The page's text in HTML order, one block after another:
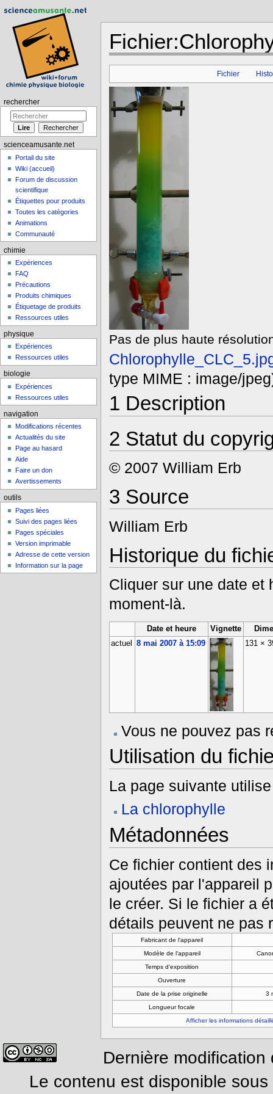
Fichier
Pas de plus haute
type MIME : image/
1 Description
2 Statut du
© 2007 William Erb
3 Source
William Erb
Historique du
Cliquer sur une date et
moment-là.
Date et heure Vignette
actuel
8 mai 2007 à 15:09 131 ×
Vous ne pouvez pas
Utilisation du
La page suivante
La chlorophylle
Métadonnées
Ce fichier contient des
ajoutées par l'appareil
le créer. Si le fichier a
détails peuvent ne pas
Fabricant de l'appareil
Modèle de l'appareil
Temps d'exposition
Ouverture
Date de la prise originelle
3
Longueur focale
Afficher les informations
rechercher
scienceamusante.net
Portail du site
Wiki (accueil)
Forum de discussion
scientifique
Étiquettes pour produits
Toutes les catégories
Animations
Communauté
chimie
Expériences
FAQ
Précautions
Produits chimiques
Étiquetage de produits
Ressources utiles
physique
Expériences
Ressources utiles
biologie
Expériences
Ressources utiles
navigation
Modifications récentes
Actualités du site
Page au hasard
Aide
Faire un don
Avertissements
outils
Pages liées
Suivi des pages liées
Pages spéciales
Version imprimable
Adresse de cette version
Information sur la page
Dernière
Le contenu est disponible